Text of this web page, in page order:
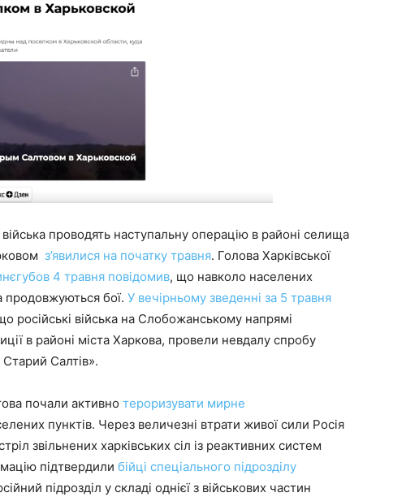
проводять наступальну операцію в районі селища
з’явилися на початку травня. Голова Харківської
4 травня повідомив, що навколо населених
продовжуються бої. У вечірньому зведенні за 5 травня
російські війська на Слобожанському напрямі
в районі міста Харкова, провели невдалу спробу
Салтів».
почали активно тероризувати мирне
пунктів. Через величезні втрати живої сили Росія
звільнених харківських сіл із реактивних систем
підтвердили бійці спеціального підрозділу
підрозділ у складі однієї з військових частин